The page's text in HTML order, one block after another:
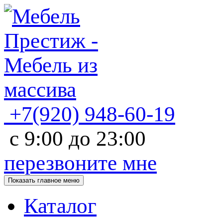
+7(920) 948-60-19
с 9:00 до 23:00
перезвоните мне
Показать главное меню
Каталог